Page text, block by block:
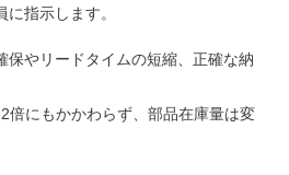
指示します。
保やリードタイムの短縮、正確な納
倍にもかかわらず、部品在庫量は変